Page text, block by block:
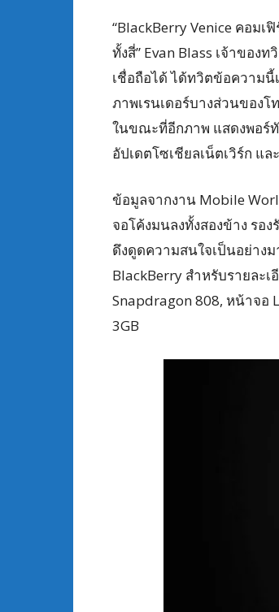
“BlackBerry Venice คอม
ทั้งสี่” Evan Blass เจ้าของ
เชื่อถือได้ ได้ทวิตข้อความนี้
ภาพเรนเดอร์บางส่วนของ
ในขณะที่อีกภาพ แสดงพอร์
อัปเดตโซเชียลเน็ตเวิร์ก
ข้อมูลจากงาน Mobile
จอโค้งมนลงทั้งสองข้าง รอ
ดึงดูดความสนใจเป็นอย่าง
BlackBerry สำหรับรายละ
Snapdragon 808, หน้าจอ
3GB